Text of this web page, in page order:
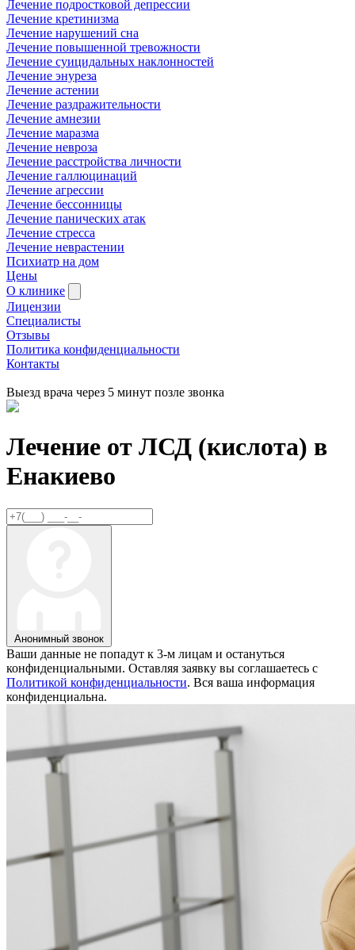
Лечение подростковой депрессии
Лечение кретинизма
Лечение нарушений сна
Лечение повышенной тревожности
Лечение суицидальных наклонностей
Лечение энуреза
Лечение астении
Лечение раздражительности
Лечение амнезии
Лечение маразма
Лечение невроза
Лечение расстройства личности
Лечение галлюцинаций
Лечение агрессии
Лечение бессонницы
Лечение панических атак
Лечение стресса
Лечение неврастении
Психиатр на дом
Цены
О клинике
Лицензии
Специалисты
Отзывы
Политика конфиденциальности
Контакты
Выезд врача через 5 минут позле звонка
Лечение от ЛСД (кислота) в
Енакиево
Анонимный звонок
Ваши данные не попадут к 3-м лицам и остануться
конфиденциальными. Оставляя заявку вы соглашаетесь с
Политикой конфиденциальности. Вся ваша информация
конфиденциальна.